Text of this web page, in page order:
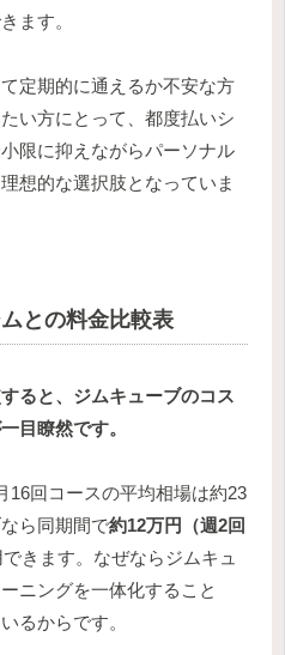
ます。
定期的に通えるか不安な方
い方にとって、都度払いシ
限に抑えながらパーソナル
想的な選択肢となっていま
との料金比較表
ると、ジムキューブのコス
目瞭然です。
16回コースの平均相場は約23
ら同期間で約12万円（週2回
きます。なぜならジムキュ
ニングを一体化すること
るからです。